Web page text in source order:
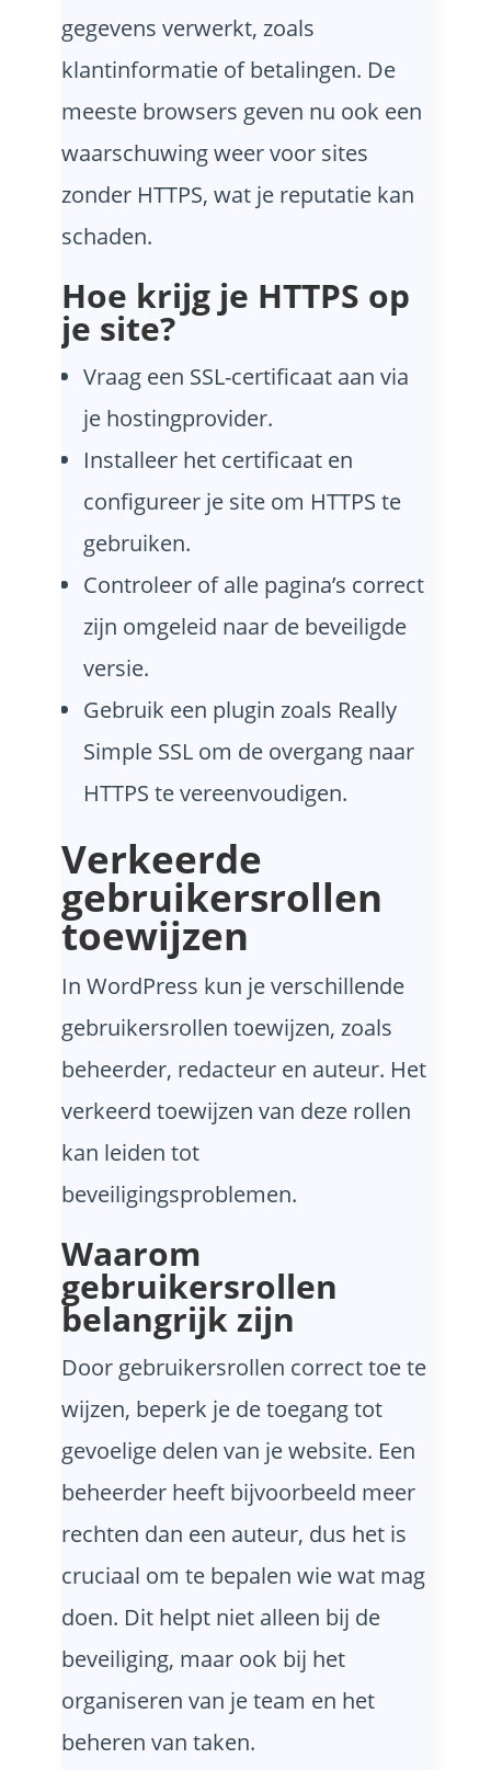
gegevens verwerkt, zoals
klantinformatie of betalingen. De
meeste browsers geven nu ook een
waarschuwing weer voor sites
zonder HTTPS, wat je reputatie kan
schaden.
Hoe krijg je HTTPS op
je site?
Vraag een SSL-certificaat aan via
je hostingprovider.
Installeer het certificaat en
configureer je site om HTTPS te
gebruiken.
Controleer of alle pagina’s correct
zijn omgeleid naar de beveiligde
versie.
Gebruik een plugin zoals Really
Simple SSL om de overgang naar
HTTPS te vereenvoudigen.
Verkeerde
gebruikersrollen
toewijzen
In WordPress kun je verschillende
gebruikersrollen toewijzen, zoals
beheerder, redacteur en auteur. Het
verkeerd toewijzen van deze rollen
kan leiden tot
beveiligingsproblemen.
Waarom
gebruikersrollen
belangrijk zijn
Door gebruikersrollen correct toe te
wijzen, beperk je de toegang tot
gevoelige delen van je website. Een
beheerder heeft bijvoorbeeld meer
rechten dan een auteur, dus het is
cruciaal om te bepalen wie wat mag
doen. Dit helpt niet alleen bij de
beveiliging, maar ook bij het
organiseren van je team en het
beheren van taken.